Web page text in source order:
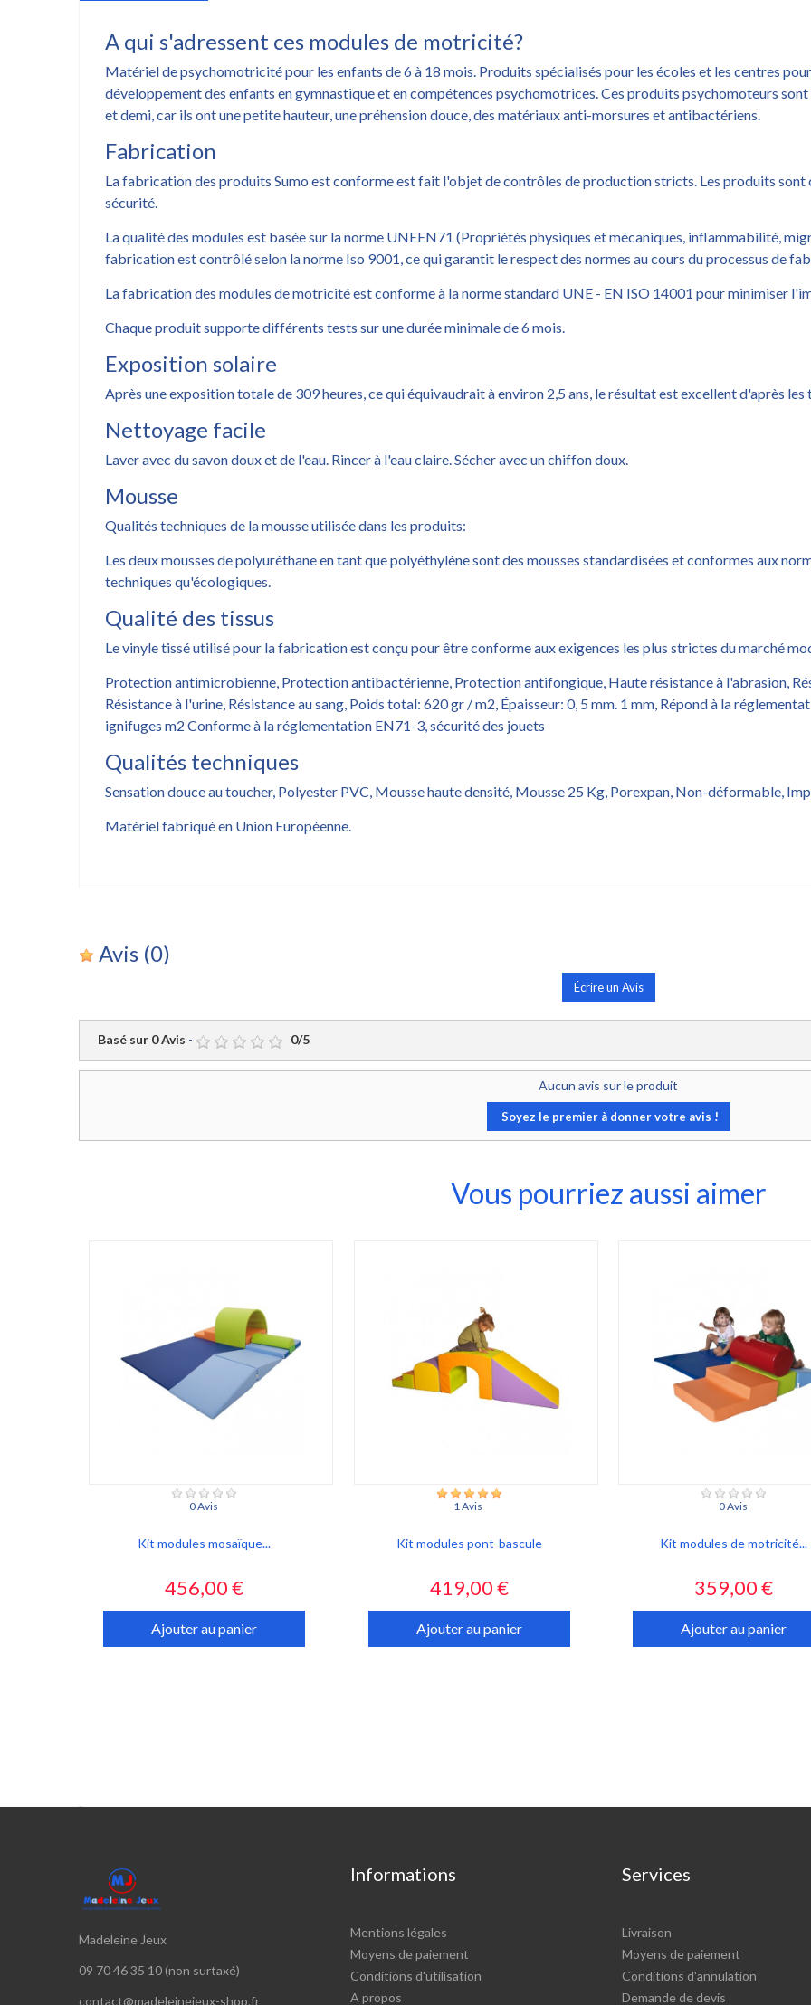
A qui s'adressent ces modules de motricité?
Matériel de psychomotricité pour les enfants de 6 à 18 mois. Produits spécialisés pour les écoles et les centres
développement des enfants en gymnastique et en compétences psychomotrices. Ces produits psychomoteurs
et demi, car ils ont une petite hauteur, une préhension douce, des matériaux anti-morsures et antibactériens.
Fabrication
La fabrication des produits Sumo est conforme est fait l'objet de contrôles de production stricts. Les produits sont
sécurité.
La qualité des modules est basée sur la norme UNEEN71 (Propriétés physiques et mécaniques, inflammabilité,
fabrication est contrôlé selon la norme Iso 9001, ce qui garantit le respect des normes au cours du processus de
La fabrication des modules de motricité est conforme à la norme standard UNE - EN ISO 14001 pour minimiser
Chaque produit supporte différents tests sur une durée minimale de 6 mois.
Exposition solaire
Après une exposition totale de 309 heures, ce qui équivaudrait à environ 2,5 ans, le résultat est excellent d'après
Nettoyage facile
Laver avec du savon doux et de l'eau. Rincer à l'eau claire. Sécher avec un chiffon doux.
Mousse
Qualités techniques de la mousse utilisée dans les produits:
Les deux mousses de polyuréthane en tant que polyéthylène sont des mousses standardisées et conformes aux
techniques qu'écologiques.
Qualité des tissus
Le vinyle tissé utilisé pour la fabrication est conçu pour être conforme aux exigences les plus strictes du marché
Protection antimicrobienne, Protection antibactérienne, Protection antifongique, Haute résistance à l'abrasion,
Résistance à l'urine, Résistance au sang, Poids total: 620 gr / m2, Épaisseur: 0, 5 mm. 1 mm, Répond à la
ignifuges m2 Conforme à la réglementation EN71-3, sécurité des jouets
Qualités techniques
Sensation douce au toucher, Polyester PVC, Mousse haute densité, Mousse 25 Kg, Porexpan, Non-déformable,
Matériel fabriqué en Union Européenne.
Avis (0)
Écrire un Avis
Basé sur 0Avis - 0/5
Aucun avis sur le produit
Soyez le premier à donner votre avis !
Vous pourriez aussi aimer
0 Avis
Kit modules mosaïque...
Prix
456,00 €
Ajouter au panier
1 Avis
Kit modules pont-bascule
Prix
419,00 €
Ajouter au panier
0 Avis
Kit modules de motricité...
Prix
359,00 €
Ajouter au panier

Madeleine Jeux
09 70 46 35 10 (non surtaxé)
contact@madeleinejeux-shop.fr
Informations
Mentions légales
Moyens de paiement
Conditions d'utilisation
A propos
Services
Livraison
Moyens de paiement
Conditions d'annulation
Demande de devis